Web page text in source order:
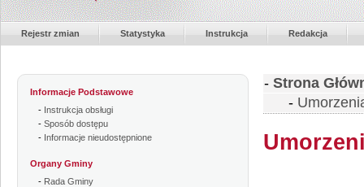
Rejestr zmian Statystyka Instrukcja Redakcja
Informacje Podstawowe
- Instrukcja obsługi
- Sposób dostępu
- Informacje nieudostępnione
Organy Gminy
- Rada Gminy
- Strona
-